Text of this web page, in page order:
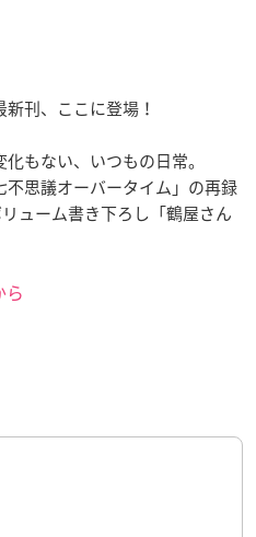
刊、ここに登場！
もない、いつもの日常。
不思議オーバータイム」の再録
ューム書き下ろし「鶴屋さん